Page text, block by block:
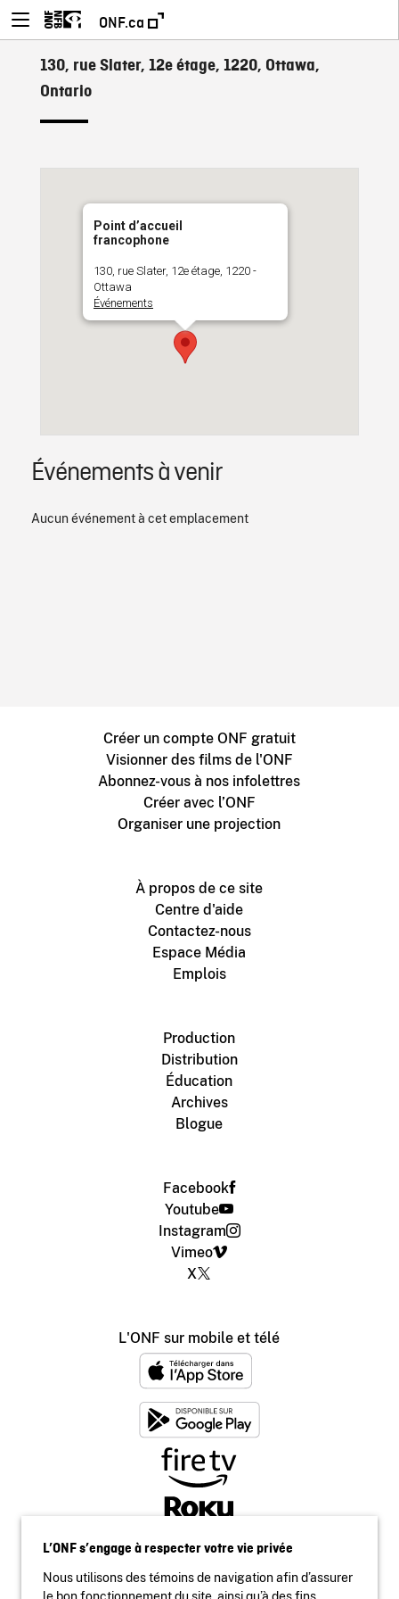
ONF.ca
130, rue Slater, 12e étage, 1220, Ottawa,
Ontario
Point d’accueil
francophone
130, rue Slater, 12e étage, 1220 -
Ottawa
Événements
Événements à venir
Aucun événement à cet emplacement
Créer un compte ONF gratuit
Visionner des films de l'ONF
Abonnez-vous à nos infolettres
Créer avec l’ONF
Organiser une projection
À propos de ce site
Centre d'aide
Contactez-nous
Espace Média
Emplois
Production
Distribution
Éducation
Archives
Blogue
Facebook
Youtube
Instagram
Vimeo
X
L'ONF sur mobile et télé
L’ONF s’engage à respecter votre vie privée
Nous utilisons des témoins de navigation afin d’assurer